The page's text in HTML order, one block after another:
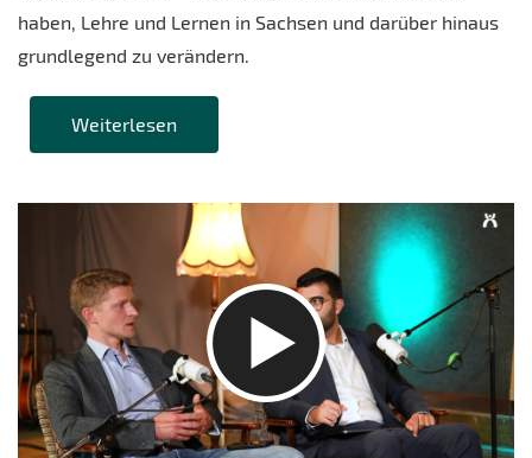
haben, Lehre und Lernen in Sachsen und darüber hinaus
grundlegend zu verändern.
Weiterlesen